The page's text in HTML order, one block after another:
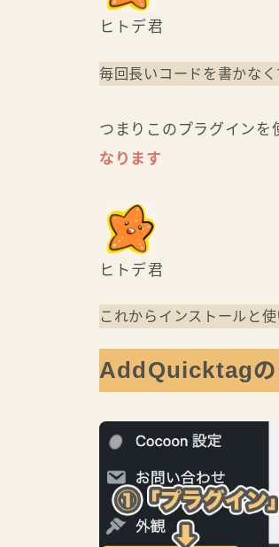
ヒトデ君
毎回長いコードを書かな
つまりこのプラグインを
なります
ヒトデ君
これからインストールと
AddQuicktagの